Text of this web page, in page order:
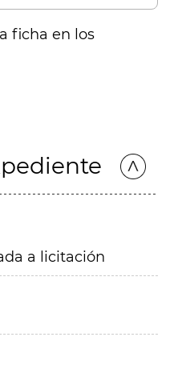
ficha en los
a licitación